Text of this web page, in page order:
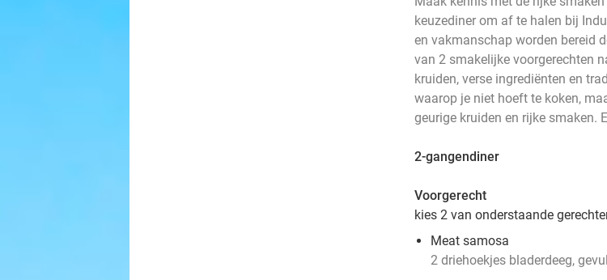
keuzediner om af te halen bij
en vakmanschap worden bereid
van 2 smakelijke voorgerechten
kruiden, verse ingrediënten en
waarop je niet hoeft te koken,
geurige kruiden en rijke smaken.
2-gangendiner
Voorgerecht
kies 2 van onderstaande
Meat samosa
2 driehoekjes bladerdeeg,